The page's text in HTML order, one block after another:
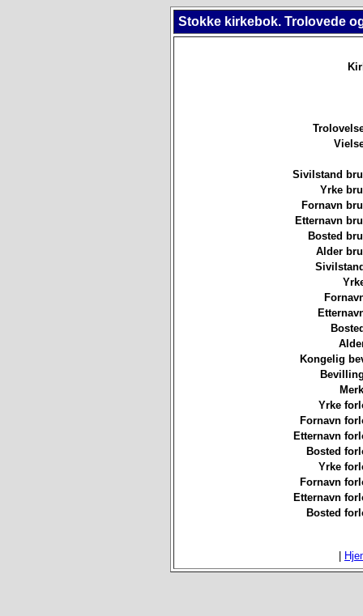
Stokke kirkebok. Trolovede
Sivilstand
Yrke
Fornavn
Etternavn
Bosted
Alder
Kongelig
Yrke
Fornavn
Etternavn
Bosted
Yrke
Fornavn
Etternavn
Bosted